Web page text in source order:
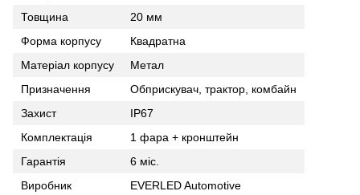
Товщина
20 мм
Форма корпусу
Квадратна
Матеріал корпусу
Метал
Призначення
Обприскувач, трактор, комбайн
Захист
IP67
Комплектація
1 фара + кронштейн
Гарантія
6 міс.
Виробник
EVERLED Automotive